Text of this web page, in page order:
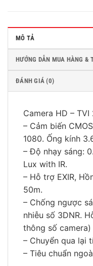
MÔ TẢ
HƯỚNG DẪN MUA HÀNG &
ĐÁNH GIÁ (0)
Camera HD –
– Cảm biến
1080. Ống kính
– Độ nhạy sáng:
Lux with IR.
– Hỗ trợ EXIR,
50m.
– Chống ngược
nhiễu số 3DNR.
thông số
– Chuyển qua lại
– Tiêu chuẩn